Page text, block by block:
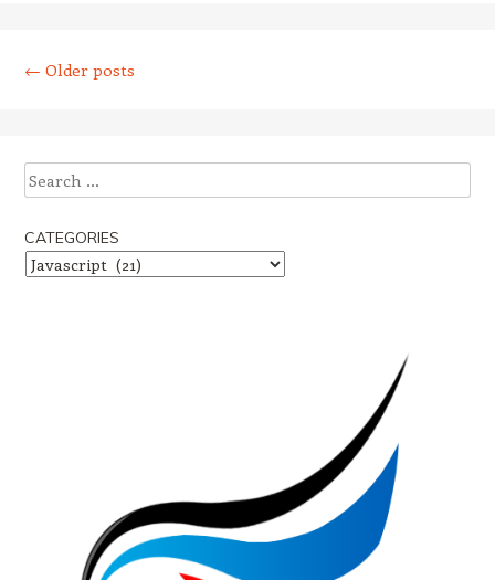
← Older posts
Search
CATEGORIES
Categories